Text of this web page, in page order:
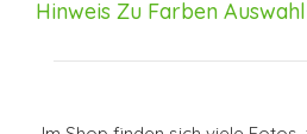
Hinweis Zu Farben Auswahl